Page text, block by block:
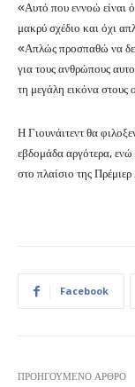
«Αυτό που εννοώ είναι
μακρύ σχέδιο και όχι
«Απλώς προσπαθώ να
για τους ανθρώπους
τη μεγάλη εικόνα στους
Η Γιουνάιτεντ θα
εβδομάδα αργότερα,
στο πλαίσιο της Πρέμιερ
Facebook
ΠΡΟΗΓΟΎΜΕΝΟ ΆΡΘΡΟ